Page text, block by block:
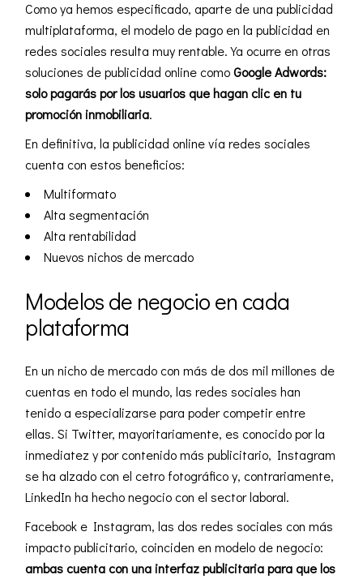
Como ya hemos especificado, aparte de una publicidad
multiplataforma, el modelo de pago en la publicidad en
redes sociales resulta muy rentable. Ya ocurre en otras
soluciones de publicidad online comoGoogle Adwords:
solo pagarás por los usuarios que hagan clic en tu
promoción inmobiliaria.
En definitiva, la publicidad online vía redes sociales
cuenta con estos beneficios:
Multiformato
Alta segmentación
Alta rentabilidad
Nuevos nichos de mercado
Modelos de negocio en cada
plataforma
En un nicho de mercado con más de dos mil millones de
cuentas en todo el mundo, las redes sociales han
tenido a especializarse para poder competir entre
ellas. Si Twitter, mayoritariamente, es conocido por la
inmediatez y por contenido más publicitario, Instagram
se ha alzado con el cetro fotográfico y, contrariamente,
LinkedIn ha hecho negocio con el sector laboral.
Facebook e Instagram, las dos redes sociales con más
impacto publicitario, coinciden en modelo de negocio:
ambas cuenta con una interfaz publicitaria para que los